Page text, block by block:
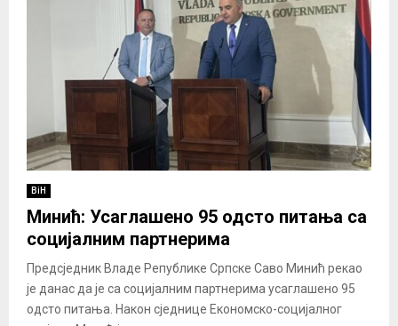
BiH
Минић: Усаглашено 95 одсто питања са
социјалним партнерима
Предсједник Владе Републике Српске Саво Минић рекао
је данас да је са социјалним партнерима усаглашено 95
одсто питања. Након сједнице Економско-социјалног